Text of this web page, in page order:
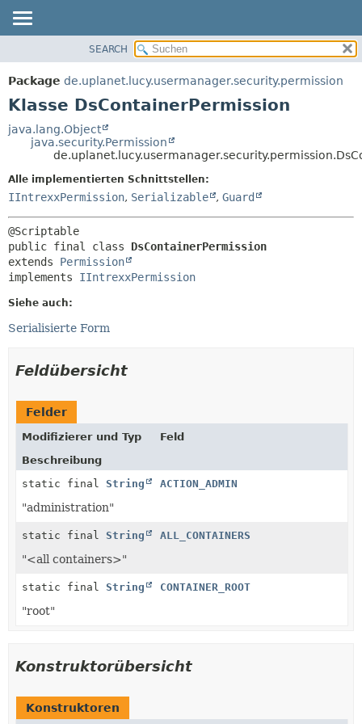
PACKAGE
KLASSE
BAUM
ÜBERSICHT:
VERSCHACHTELT
FELD
SEARCH
Package de.uplanet.lucy.usermanager.security.permission
Klasse DsContainerPermission
java.lang.Object
java.security.Permission
Alle implementierten Schnittstellen:
IIntrexxPermission, Serializable , Guard
public final class DsContainerPermission
extends Permission
implements IIntrexxPermission
Siehe auch:
Serialisierte Form
Feldübersicht
Felder
Modifizierer und Typ
Feld
Beschreibung
static final String ACTION_ADMIN
"administration"
static final String ALL_CONTAINERS
"<all containers>"
static final String CONTAINER_ROOT
"root"
Konstruktorübersicht
Konstruktoren